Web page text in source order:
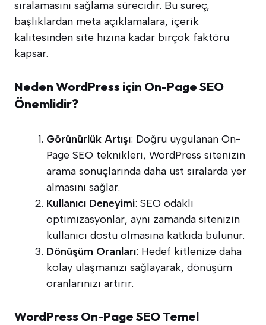
sıralamasını sağlama sürecidir. Bu süreç,
başlıklardan meta açıklamalara, içerik
kalitesinden site hızına kadar birçok faktörü
kapsar.
Neden WordPress için On-Page SEO
Önemlidir?
Görünürlük Artışı: Doğru uygulanan On-
Page SEO teknikleri, WordPress sitenizin
arama sonuçlarında daha üst sıralarda yer
almasını sağlar.
Kullanıcı Deneyimi: SEO odaklı
optimizasyonlar, aynı zamanda sitenizin
kullanıcı dostu olmasına katkıda bulunur.
Dönüşüm Oranları: Hedef kitlenize daha
kolay ulaşmanızı sağlayarak, dönüşüm
oranlarınızı artırır.
WordPress On-Page SEO Temel